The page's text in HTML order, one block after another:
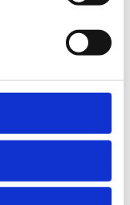
eller konkurrencer.